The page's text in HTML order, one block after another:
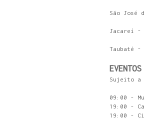
São José
Jacareí -
Taubaté -
EVENTOS
Sujeito a
09:00 -
19:00 -
19:00 -